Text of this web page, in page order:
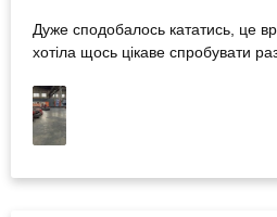
Дуже сподобалось кататись, це
хотіла щось цікаве спробувати